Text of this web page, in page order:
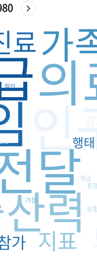
달
력
가
료
지표
가
행태
보
가정
연금
환
임신
공